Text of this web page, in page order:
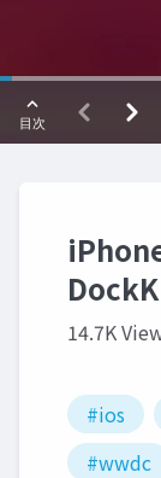
14.7K
#ios
#wwdc